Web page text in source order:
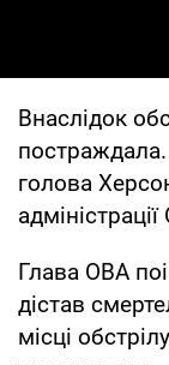
Внаслідок
голова
Глава ОВА
дістав
місці